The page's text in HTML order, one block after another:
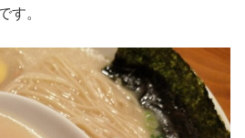
す。